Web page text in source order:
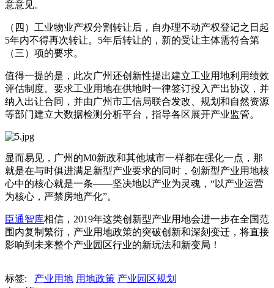
意意见。
（四）工业物业产权分割转让后，自办理不动产权登记之日起
5年内不得再次转让。5年后转让的，新的受让主体需符合第
（三）项的要求。
值得一提的是，此次广州还创新性提出建立工业用地利用绩效
评估制度。要求工业用地在供地时一律签订投入产出协议，并
纳入出让合同，并由广州市工信局联合发改、规划和自然资源
等部门建立大数据检测分析平台，指导各区展开产业监管。
显而易见，广州的M0新政和其他城市一样都在强化一点，那
就是在与时俱进满足新型产业要求的同时，创新型产业用地核
心中的核心就是一条——坚决地以产业为灵魂，“以产业运营
为核心，严禁房地产化”。
臣通智库相信，2019年这类创新型产业用地会进一步在全国范
围内复制繁衍，产业用地政策的突破创新和深刻变迁，将直接
影响到未来整个产业园区行业的新玩法和新变局！
标签: 产业用地 用地政策 产业园区规划